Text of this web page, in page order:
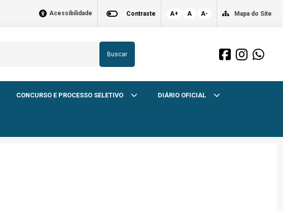
Acessibilidade Contraste A+ A A- Mapa do Site
Buscar
CONCURSO E PROCESSO SELETIVO DIÁRIO OFICIAL